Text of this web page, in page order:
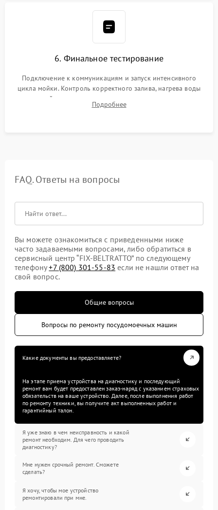
6. Финальное тестирование
Подключение к коммуникациям и запуск интенсивного
цикла мойки. Контроль корректного залива, нагрева воды
до нужной температуры, отсутствия посторонних шумов,
штатного слива и абсолютной сухости в поддоне.
Подробнее
FAQ. Ответы на вопросы
Вы можете ознакомиться с приведенными ниже
часто задаваемыми вопросами, либо обратиться в
сервисный центр “FIX-BELTRATTO” по следующему
телефону+7 (800) 301-55-83 если не нашли ответ на
свой вопрос.
Общие вопросы
Вопросы по ремонту посудомоечных машин
Какие документы вы предоставляете?
На этапе приема устройства на диагностику и последующий
ремонт вам будет предоставлен заказ-наряд с указанием страховых
обязательств на ваше устройство. Далее, после выполнения работ
по ремонту техники, вы получите акт выполненных работ и
гарантийный талон.
Я уже знаю в чем неисправность и какой
ремонт необходим. Для чего проводить
диагностику?
Мне нужен срочный ремонт. Сможете
сделать?
Я хочу, чтобы мое устройство
ремонтировали при мне.